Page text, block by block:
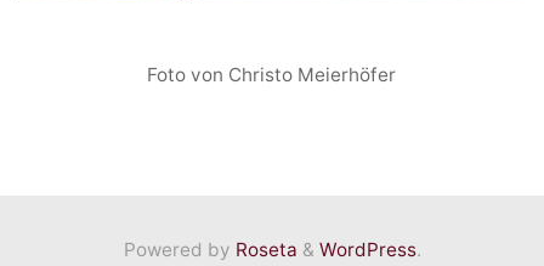
Foto von Christo Meierhöfer
Powered by Roseta & WordPress.